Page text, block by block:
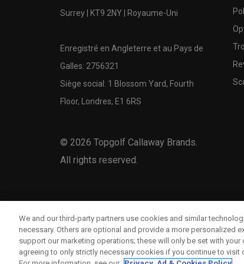
Surrey | KT9 2NY | Royaume-Uni
Enregistré en Angleterre et au Pays de
Galles: 2756321
Siège social: 1 Blossom Yard, Fourth
Floor, Londres, E1 6RS
© 2026 Topgolf Callaway Brands.
All rights reserved.
We and our third-party partners use cookies and similar
necessary. Others are optional and provide a more personalized
support our marketing operations; these will only be set with your
agreeing to only strictly necessary cookies if you continue to